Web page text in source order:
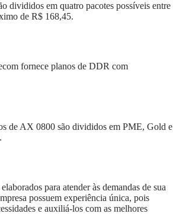
divididos em quatro pacotes possíveis entre
de R$ 168,45.
fornece planos de DDR com
de AX 0800 são divididos em PME, Gold e
para atender às demandas de sua
possuem experiência única, pois
e auxiliá-los com as melhores